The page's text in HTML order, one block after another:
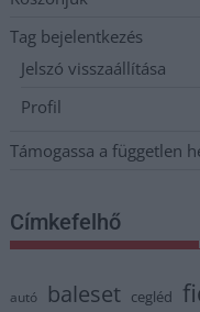
Tag bejelentkezés
Jelszó visszaállítása
Profil
Támogassa a független
Címkefelhő
autó baleset cegléd